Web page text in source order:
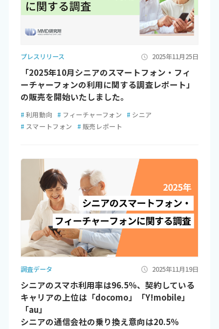
プレスリリース 2025年11月25日
「2025年10月シニアのスマートフォン・フィ
ーチャーフォンの利用に関する調査レポート」
の販売を開始いたしました。
# 利用動向 # フィーチャーフォン # シニア
# スマートフォン # 販売レポート
調査データ 2025年11月19日
シニアのスマホ利用率は96.5％、契約している
キャリアの上位は「docomo」「Y!mobile」
「au」
シニアの通信会社の乗り換え意向は20.5％